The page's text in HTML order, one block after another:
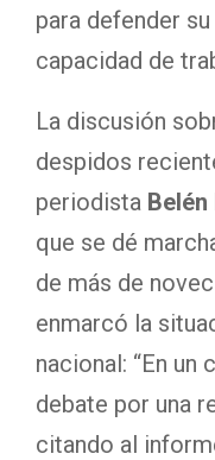
para defender
capacidad de
La discusión
despidos
periodista Belén
que se dé
de más de
enmarcó la
nacional: “En un
debate por una
citando al